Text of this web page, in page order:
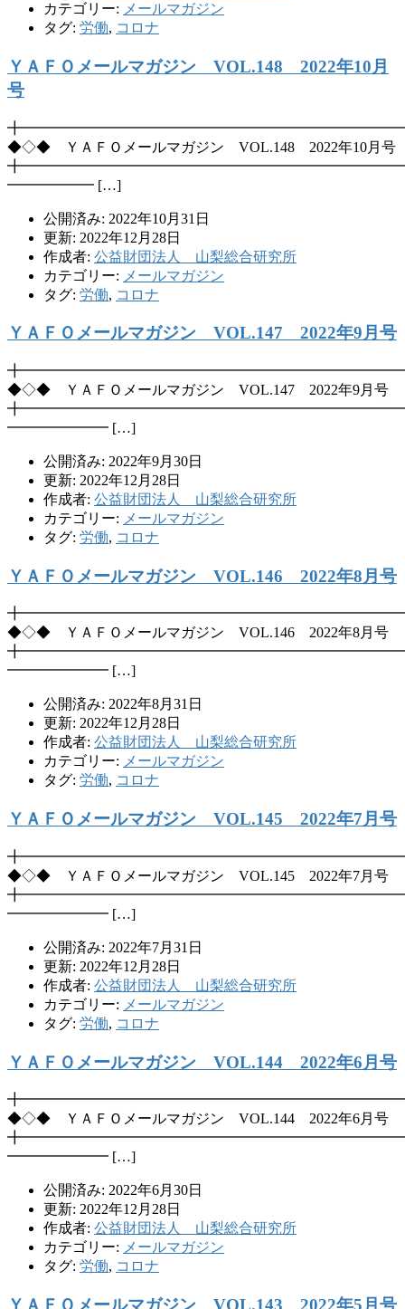
カテゴリー: メールマガジン
タグ: 労働, コロナ
ＹＡＦＯメールマガジン VOL.148 2022年10月
号
◆◇◆ ＹＡＦＯメールマガジン VOL.148 2022年10月号
━━━━━━ […]
公開済み: 2022年10月31日
更新: 2022年12月28日
作成者: 公益財団法人 山梨総合研究所
カテゴリー: メールマガジン
タグ: 労働, コロナ
ＹＡＦＯメールマガジン VOL.147 2022年9月号
◆◇◆ ＹＡＦＯメールマガジン VOL.147 2022年9月号
━━━━━━━ […]
公開済み: 2022年9月30日
更新: 2022年12月28日
作成者: 公益財団法人 山梨総合研究所
カテゴリー: メールマガジン
タグ: 労働, コロナ
ＹＡＦＯメールマガジン VOL.146 2022年8月号
◆◇◆ ＹＡＦＯメールマガジン VOL.146 2022年8月号
━━━━━━━ […]
公開済み: 2022年8月31日
更新: 2022年12月28日
作成者: 公益財団法人 山梨総合研究所
カテゴリー: メールマガジン
タグ: 労働, コロナ
ＹＡＦＯメールマガジン VOL.145 2022年7月号
◆◇◆ ＹＡＦＯメールマガジン VOL.145 2022年7月号
━━━━━━━ […]
公開済み: 2022年7月31日
更新: 2022年12月28日
作成者: 公益財団法人 山梨総合研究所
カテゴリー: メールマガジン
タグ: 労働, コロナ
ＹＡＦＯメールマガジン VOL.144 2022年6月号
◆◇◆ ＹＡＦＯメールマガジン VOL.144 2022年6月号
━━━━━━━ […]
公開済み: 2022年6月30日
更新: 2022年12月28日
作成者: 公益財団法人 山梨総合研究所
カテゴリー: メールマガジン
タグ: 労働, コロナ
ＹＡＦＯメールマガジン VOL.143 2022年5月号